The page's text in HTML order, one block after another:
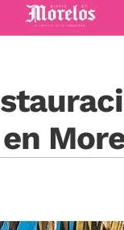
Diario de Morelos